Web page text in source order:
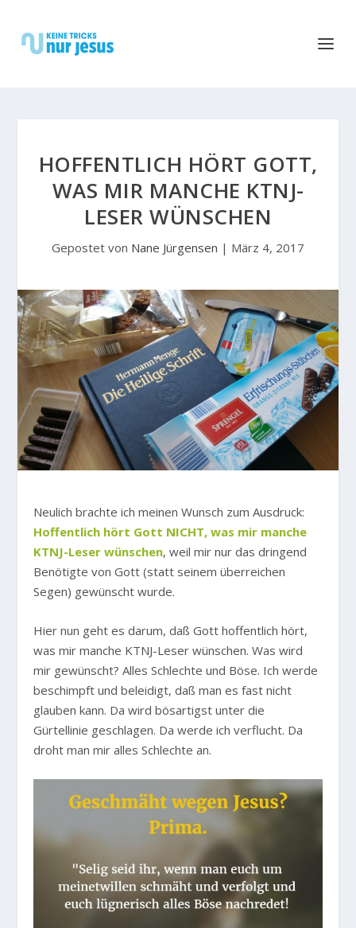
HOFFENTLICH HÖRT GOTT,
WAS MIR MANCHE KTNJ-
LESER WÜNSCHEN
Gepostet von Nane Jürgensen | März 4, 2017
Neulich brachte ich meinen Wunsch zum Ausdruck:
Hoffentlich hört Gott NICHT, was mir manche
KTNJ-Leser wünschen, weil mir nur das dringend
Benötigte von Gott (statt seinem überreichen
Segen) gewünscht wurde.
Hier nun geht es darum, daß Gott hoffentlich hört,
was mir manche KTNJ-Leser wünschen. Was wird
mir gewünscht? Alles Schlechte und Böse. Ich werde
beschimpft und beleidigt, daß man es fast nicht
glauben kann. Da wird bösartigst unter die
Gürtellinie geschlagen. Da werde ich verflucht. Da
droht man mir alles Schlechte an.